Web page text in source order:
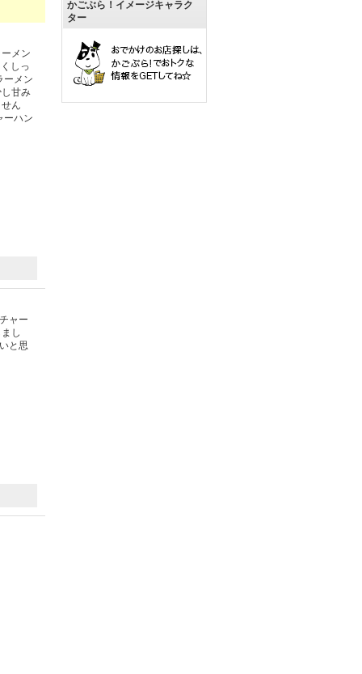
メン
しっ
ーメン
甘み
ん
ーハン
ャー
し
と思
かごぶら！イメージキャラク
ター